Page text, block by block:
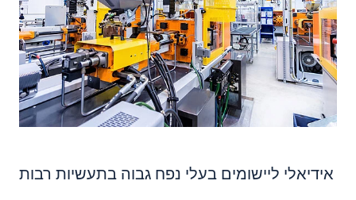
אידיאלי ליישומים בעלי נפח גבוה בתעשיות רבות